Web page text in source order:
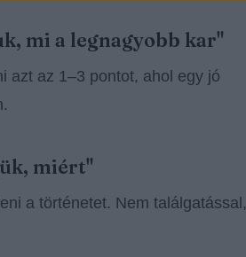
mi a legnagyobb kar"
azt az 1–3 pontot, ahol egy jó
miért"
a történetet. Nem találgatással,